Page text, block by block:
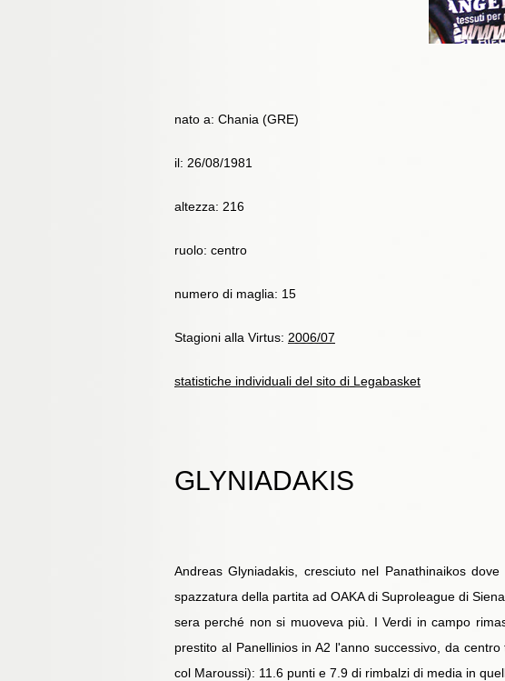
nato a: Chania (GRE)
il: 26/08/1981
altezza: 216
ruolo: centro
numero di maglia: 15
Stagioni alla Virtus: 2006/07
statistiche individuali del sito di Legabasket
GLYNIADAKIS
Andreas Glyniadakis, cresciuto nel Panathinaikos
spazzatura della partita ad OAKA di Suproleague di
sera perché non si muoveva più. I Verdi in campo
prestito al Panellinios in A2 l'anno successivo, da
col Maroussi): 11.6 punti e 7.9 di rimbalzi di media in